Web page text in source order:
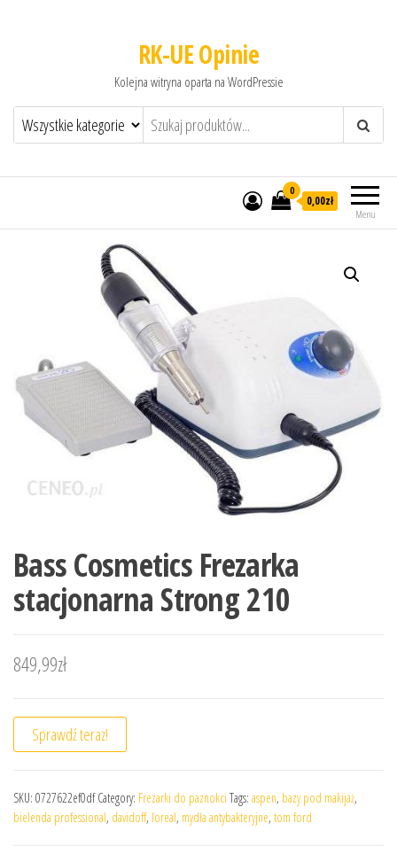
RK-UE Opinie
Kolejna witryna oparta na WordPressie
Menu
0
0,00zł
Bass Cosmetics Frezarka
stacjonarna Strong 210
849,99zł
Sprawdź teraz!
SKU: 0727622ef0df Category: Frezarki do paznokci Tags: aspen, bazy pod makijaż,
bielenda professional, davidoff, loreal, mydła antybakteryjne, tom ford